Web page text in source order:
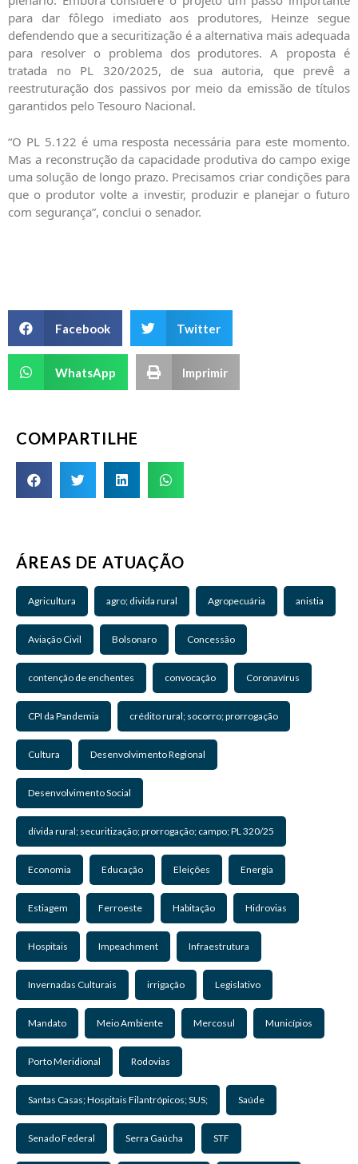
para dar fôlego imediato aos produtores, Heinze segue
defendendo que a securitização é a alternativa mais adequada
para resolver o problema dos produtores. A proposta é
tratada no PL 320/2025, de sua autoria, que prevê a
reestruturação dos passivos por meio da emissão de títulos
garantidos pelo Tesouro Nacional.
“O PL 5.122 é uma resposta necessária para este momento.
Mas a reconstrução da capacidade produtiva do campo exige
uma solução de longo prazo. Precisamos criar condições para
que o produtor volte a investir, produzir e planejar o futuro
com segurança”, conclui o senador.
Facebook Twitter
WhatsApp Imprimir
COMPARTILHE
ÁREAS DE ATUAÇÃO
Agricultura agro; divida rural Agropecuária anistia
Aviação Civil Bolsonaro Concessão
contenção de enchentes convocação Coronavírus
CPI da Pandemia crédito rural; socorro; prorrogação
Cultura Desenvolvimento Regional
Desenvolvimento Social
dívida rural; securitização; prorrogação; campo; PL 320/25
Economia Educação Eleições Energia
Estiagem Ferroeste Habitação Hidrovias
Hospitais Impeachment Infraestrutura
Invernadas Culturais irrigação Legislativo
Mandato Meio Ambiente Mercosul Municípios
Porto Meridional Rodovias
Santas Casas; Hospitais Filantrópicos; SUS; Saúde
Senado Federal Serra Gaúcha STF